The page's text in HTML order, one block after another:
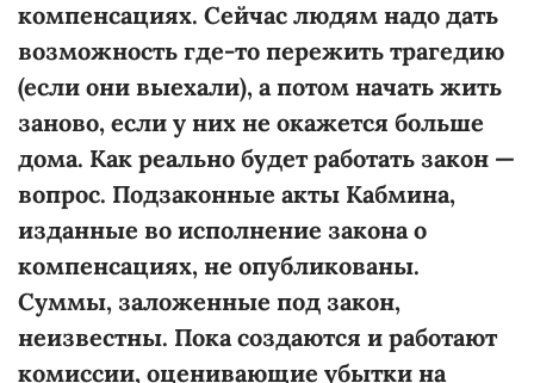
компенсациях. Сейчас людям надо дать
возможность где-то пережить трагедию
(если они выехали), а потом начать жить
заново, если у них не окажется больше
дома. Как реально будет работать закон —
вопрос. Подзаконные акты Кабмина,
изданные во исполнение закона о
компенсациях, не опубликованы.
Суммы, заложенные под закон,
неизвестны. Пока создаются и работают
комиссии, оценивающие убытки на